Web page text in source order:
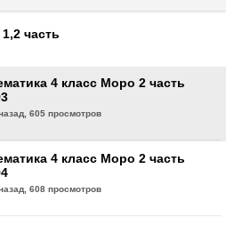
часть
609 просмотров
4 класс Моро 2 часть
605 просмотров
4 класс Моро 2 часть
608 просмотров